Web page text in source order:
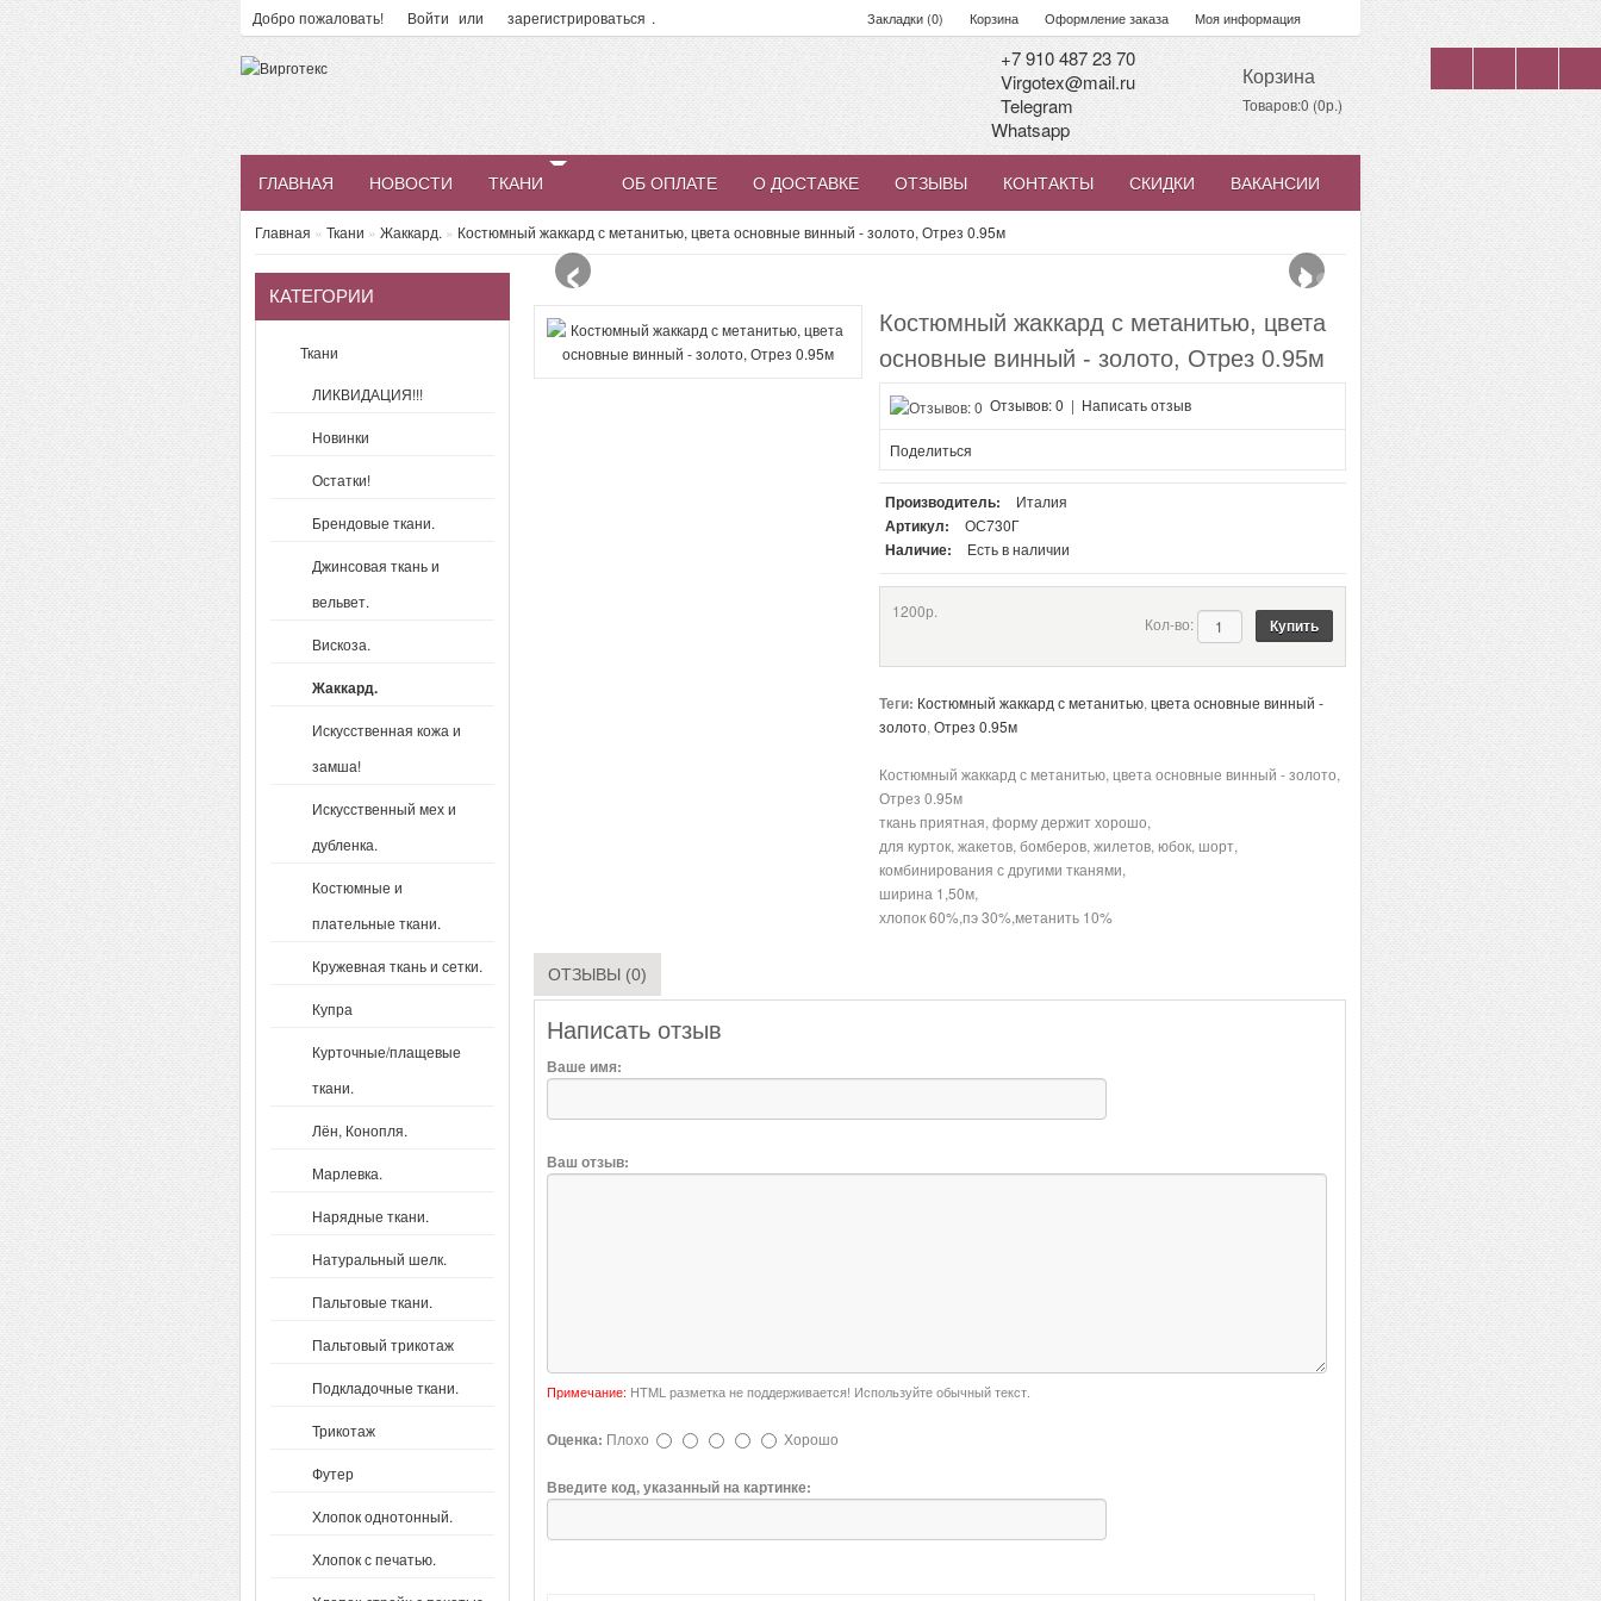
Добро пожаловать! Войти или зарегистрироваться . Закладки (0) Корзина Оформление заказа Моя информация
Корзина
Товаров:0 (0р.)
+7 910 487 23 70
Virgotex@mail.ru
Telegram
Whatsapp
ГЛАВНАЯ НОВОСТИ ТКАНИ ОБ ОПЛАТЕ О ДОСТАВКЕ ОТЗЫВЫ КОНТАКТЫ СКИДКИ ВАКАНСИИ
Главная » Ткани » Жаккард. » Костюмный жаккард с метанитью, цвета основные винный - золото, Отрез 0.95м
КАТЕГОРИИ
Ткани
ЛИКВИДАЦИЯ!!!
Новинки
Остатки!
Брендовые ткани.
Джинсовая ткань и
вельвет.
Вискоза.
Жаккард.
Искусственная кожа и
замша!
Искусственный мех и
дубленка.
Костюмные и
плательные ткани.
Кружевная ткань и сетки.
Купра
Курточные/плащевые
ткани.
Лён, Конопля.
Марлевка.
Нарядные ткани.
Натуральный шелк.
Пальтовые ткани.
Пальтовый трикотаж
Подкладочные ткани.
Трикотаж
Футер
Хлопок однотонный.
Хлопок с печатью.
‹ ›
Костюмный жаккард с метанитью, цвета
основные винный - золото, Отрез 0.95м
Отзывов: 0 | Написать отзыв
Поделиться
Производитель: Италия
Артикул: ОС730Г
Наличие: Есть в наличии
1200р.
Кол-во:
Теги: Костюмный жаккард с метанитью,цвета основные винный -
золото,Отрез 0.95м
Костюмный жаккард с метанитью, цвета основные винный - золото,
Отрез 0.95м
ткань приятная, форму держит хорошо,
для курток, жакетов, бомберов, жилетов, юбок, шорт,
комбинирования с другими тканями,
ширина 1,50м,
хлопок 60%,пэ 30%,метанить 10%
ОТЗЫВЫ (0)
Написать отзыв
Ваше имя:
Ваш отзыв:
Примечание: HTML разметка не поддерживается! Используйте обычный текст.
Оценка: Плохо Хорошо
Введите код, указанный на картинке: